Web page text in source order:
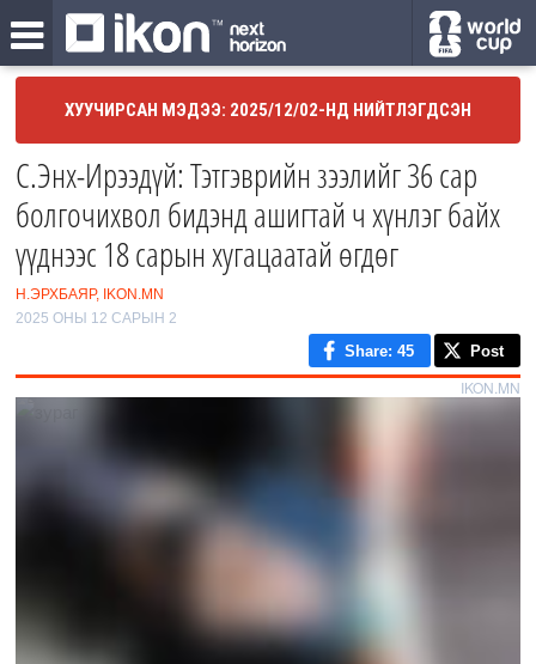
ХУУЧИРСАН МЭДЭЭ: 2025/12/02-НД НИЙТЛЭГДСЭН
С.Энх-Ирээдүй: Тэтгэврийн зээлийг 36 сар
болгочихвол бидэнд ашигтай ч хүнлэг байх
үүднээс 18 сарын хугацаатай өгдөг
Н.ЭРХБАЯР, IKON.MN
2025 ОНЫ 12 САРЫН 2
Share: 45 Post
IKON.MN